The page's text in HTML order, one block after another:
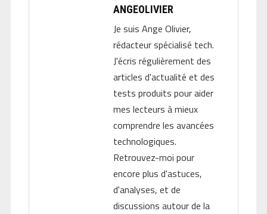
ANGEOLIVIER
Je suis Ange Olivier,
rédacteur spécialisé tech.
J'écris régulièrement des
articles d'actualité et des
tests produits pour aider
mes lecteurs à mieux
comprendre les avancées
technologiques.
Retrouvez-moi pour
encore plus d'astuces,
d'analyses, et de
discussions autour de la